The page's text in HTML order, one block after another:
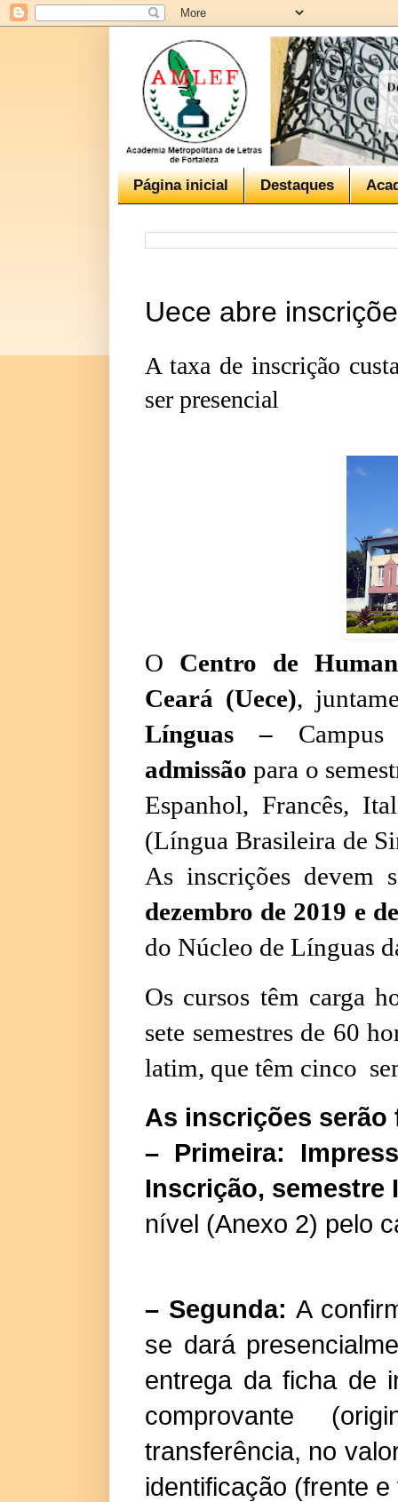
Página inicial Destaques
Uece abre
A taxa de inscrição
ser presencial
O Centro de
Ceará (Uece),
Línguas –
admissão para o
Espanhol, Francês,
(Língua Brasileira de
As inscrições devem
dezembro de 2019 e
do Núcleo de Línguas
Os cursos têm carga
sete semestres de 60
latim, que têm cinco
As inscrições serão
– Primeira:
Inscrição, semestre
nível (Anexo 2) pelo
– Segunda: A
se dará
entrega da ficha de
comprovante
transferência, no
identificação (frente